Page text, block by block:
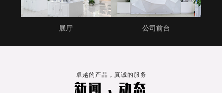
展厅 公司前台
卓越的产品，真诚的服务
新闻 . 动态